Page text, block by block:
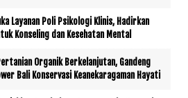
Layanan Poli Psikologi Klinis, Hadirkan
Konseling dan Kesehatan Mental
Organik Berkelanjutan, Gandeng
Bali Konservasi Keanekaragaman Hayati